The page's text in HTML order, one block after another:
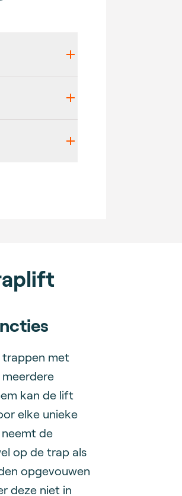
trappen met
kan de lift
elke unieke
de
op de trap als
opgevouwen
deze niet in